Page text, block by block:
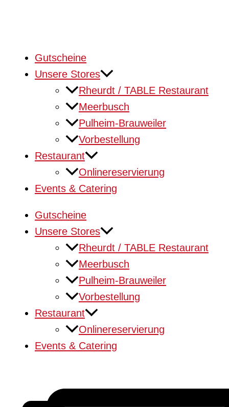
Gutscheine
Unsere Stores
Rheurdt / TABLE Restaurant
Meerbusch
Pulheim-Brauweiler
Vorbestellung
Restaurant
Onlinereservierung
Events & Catering
Gutscheine
Unsere Stores
Rheurdt / TABLE Restaurant
Meerbusch
Pulheim-Brauweiler
Vorbestellung
Restaurant
Onlinereservierung
Events & Catering